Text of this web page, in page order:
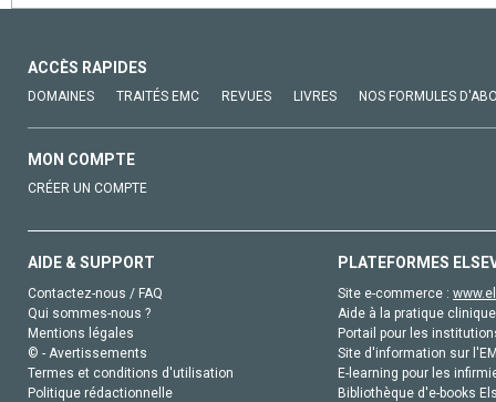
ACCÈS RAPIDES
DOMAINES TRAITÉS EMC REVUES LIVRES NOS FORMULES
MON COMPTE
CRÉER UN COMPTE
AIDE & SUPPORT
Contactez-nous / FAQ
Qui sommes-nous ?
Mentions légales
© - Avertissements
Termes et conditions d'utilisation
Politique rédactionnelle
PLATEFORMES
Site e-commerce :
Aide à la pratique
Portail pour les
Site d'information sur
E-learning pour les
Bibliothèque d'e-books